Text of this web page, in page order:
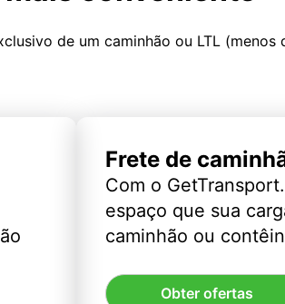
de um caminhão ou LTL
Frete de
Com o
espaço que sua
caminhão ou
Obter ofertas